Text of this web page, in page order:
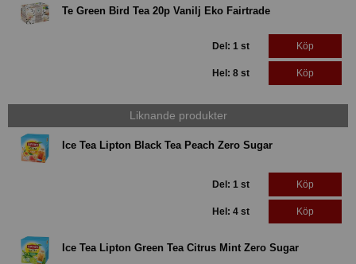
Te Green Bird Tea 20p Vanilj Eko Fairtrade
Del: 1 st Köp
Hel: 8 st Köp
Liknande produkter
Ice Tea Lipton Black Tea Peach Zero Sugar
Del: 1 st Köp
Hel: 4 st Köp
Ice Tea Lipton Green Tea Citrus Mint Zero Sugar